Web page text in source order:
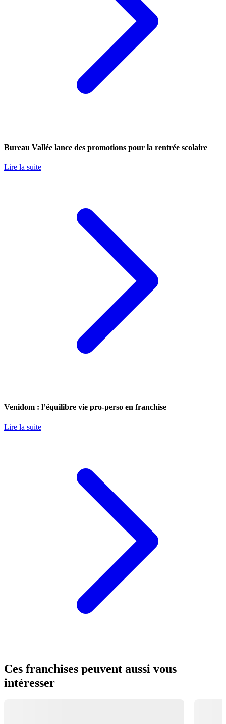
Bureau Vallée lance des promotions pour la rentrée scolaire
Lire la suite
Venidom : l’équilibre vie pro-perso en franchise
Lire la suite
Ces franchises peuvent aussi vous
intéresser